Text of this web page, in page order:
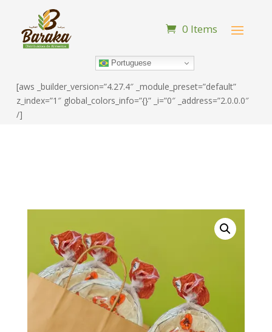
0 Items
Portuguese
[aws _builder_version=”4.27.4″ _module_preset=”default”
z_index=”1″ global_colors_info=”{}” _i=”0″ _address=”2.0.0.0″
/]